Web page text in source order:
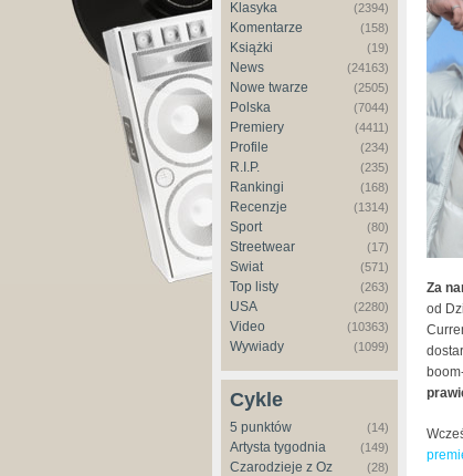
Klasyka (2394)
Komentarze (158)
Książki (19)
News (24163)
Nowe twarze (2505)
Polska (7044)
Premiery (4411)
Profile (234)
R.I.P. (235)
Rankingi (168)
Recenzje (1314)
Sport (80)
Streetwear (17)
Świat (571)
Top listy (263)
USA (2280)
Video (10363)
Wywiady (1099)
Cykle
5 punktów (14)
Artysta tygodnia (149)
Czarodzieje z Oz (28)
Za
od